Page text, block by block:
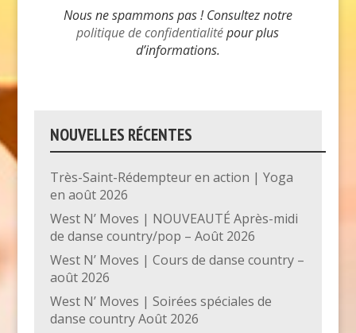
Nous ne spammons pas ! Consultez notre
politique de confidentialitépour plus
d’informations.
NOUVELLES RÉCENTES
Très-Saint-Rédempteur en action | Yoga
en août 2026
West N’ Moves | NOUVEAUTÉ Après-midi
de danse country/pop – Août 2026
West N’ Moves | Cours de danse country –
août 2026
West N’ Moves | Soirées spéciales de
danse country Août 2026